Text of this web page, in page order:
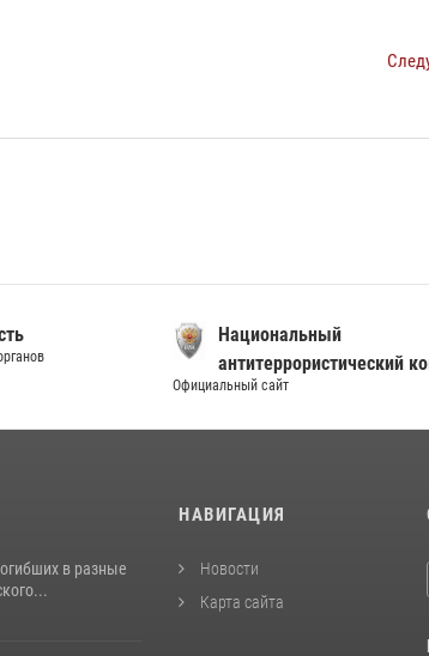
Национальный
антитеррористический
Официальный сайт
в разные
НАВИГАЦИЯ
Новости
Карта сайта